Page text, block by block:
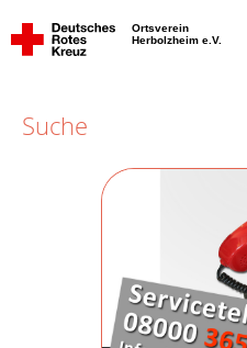
Ortsverein
Herbolzheim e.V.
Suche